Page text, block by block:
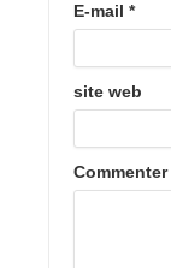
E-mail *
site web
Commenter